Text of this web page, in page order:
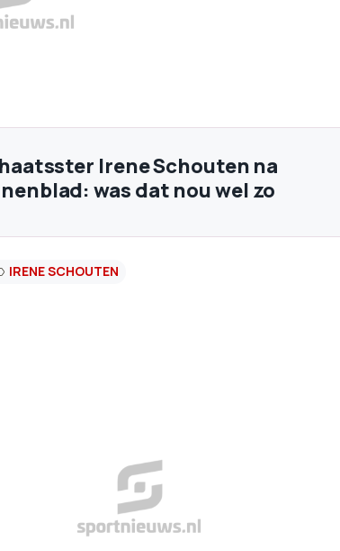
Irene Schouten na
was dat nou wel zo
IRENE SCHOUTEN